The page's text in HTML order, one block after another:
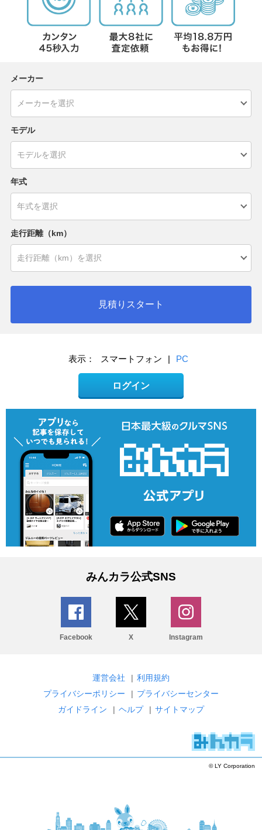
メーカー
モデル
年式
走行距離（km）
見積りスタート
表示： スマートフォン | PC
ログイン
みんカラ公式SNS
Facebook X Instagram
運営会社 | 利用規約
プライバシーポリシー
| プライバシーセンター
ガイドライン
| ヘルプ | サイトマップ
© LY Corporation